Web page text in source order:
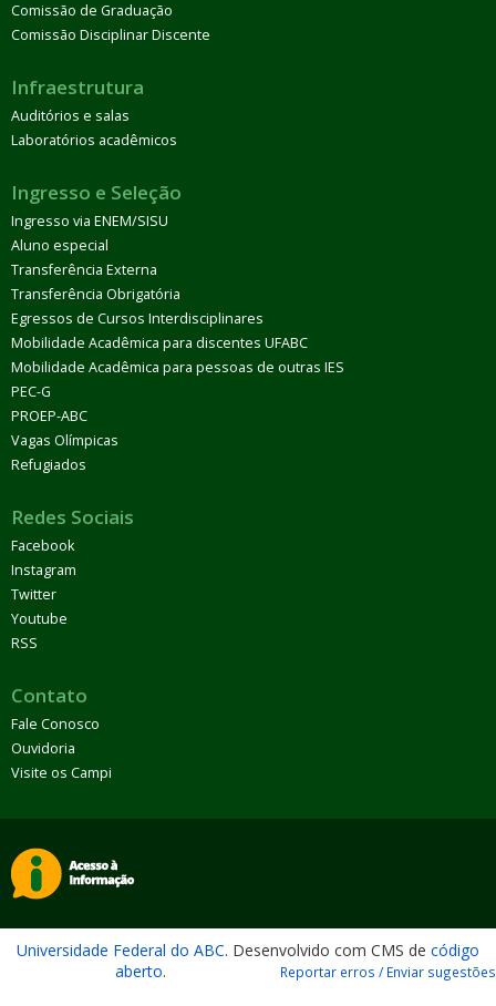
Comissão de Graduação
Comissão Disciplinar Discente
Infraestrutura
Auditórios e salas
Laboratórios acadêmicos
Ingresso e Seleção
Ingresso via ENEM/SISU
Aluno especial
Transferência Externa
Transferência Obrigatória
Egressos de Cursos Interdisciplinares
Mobilidade Acadêmica para discentes UFABC
Mobilidade Acadêmica para pessoas de outras IES
PEC-G
PROEP-ABC
Vagas Olímpicas
Refugiados
Redes Sociais
Facebook
Instagram
Twitter
Youtube
RSS
Contato
Fale Conosco
Ouvidoria
Visite os Campi
Universidade Federal do ABC. Desenvolvido com CMS de código
aberto. Reportar erros / Enviar sugestões